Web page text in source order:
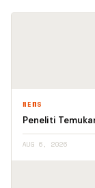
NEWS
Peneliti
AUG 6, 2026